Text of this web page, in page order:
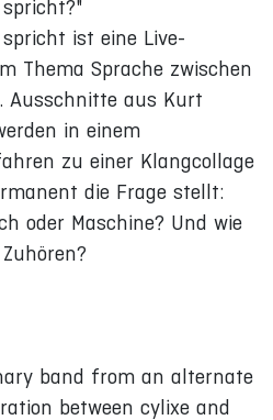
ist eine Live-
Thema Sprache zwischen
Ausschnitte aus Kurt
in einem
zu einer Klangcollage
die Frage stellt:
oder Maschine? Und wie
band from an alternate
between cylixe and